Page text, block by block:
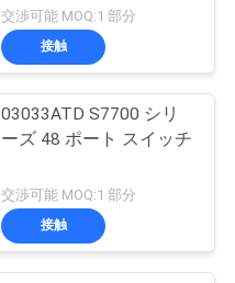
ル
交渉可能 MOQ:1 部分
接触
03033ATD S7700 シリ
ーズ 48 ポート スイッチ
交渉可能 MOQ:1 部分
接触